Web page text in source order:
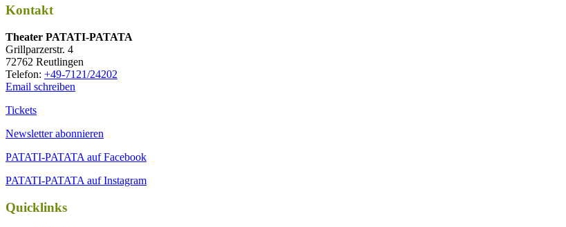
Kontakt
Thea­ter PATATI-PATATA
Grill­par­zer­str. 4
72762 Reutlingen
Tele­fon: +49-7121/24202
Email schreiben
Tickets
Newsletter abonnieren
PATATI-PATATA auf Facebook
PATATI-PATATA auf Instagram
Quicklinks